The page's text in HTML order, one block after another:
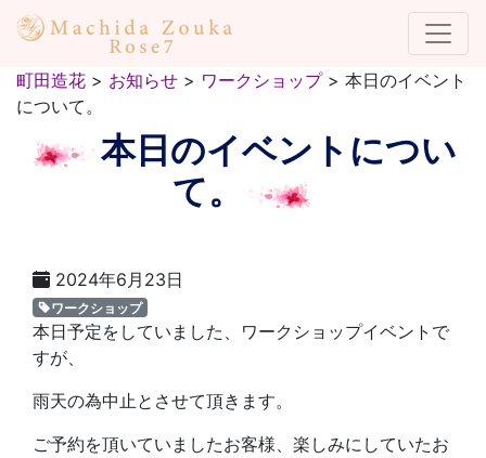
町田造花 > お知らせ > ワークショップ> 本日のイベント
について。
本日のイベントについ
て。
2024年6月23日
ワークショップ
本日予定をしていました、ワークショップイベントで
すが、
雨天の為中止とさせて頂きます。
ご予約を頂いていましたお客様、楽しみにしていたお